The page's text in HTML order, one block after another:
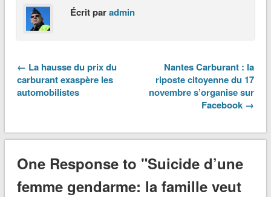
Écrit paradmin
← La hausse du prix du
carburant exaspère les
automobilistes
Nantes Carburant : la
riposte citoyenne du 17
novembre s’organise sur
Facebook →
One Response to "Suicide d’une
femme gendarme: la famille veut